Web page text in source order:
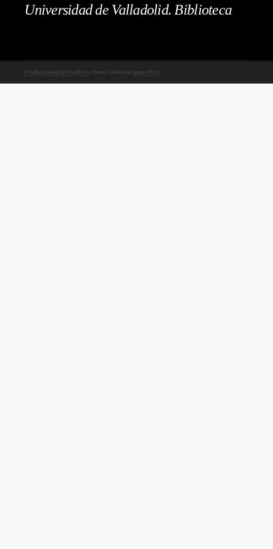
Universidad de Valladolid. Biblioteca
Proudly powered by WordPress Theme: Chateau by Ignacio Ricci